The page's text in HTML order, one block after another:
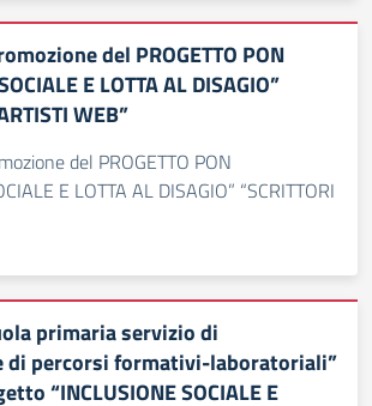
del PROGETTO PON
E LOTTA AL DISAGIO”
WEB”
del PROGETTO PON
E LOTTA AL DISAGIO” “SCRITTORI
primaria servizio di
di percorsi formativi-laboratoriali”
“INCLUSIONE SOCIALE E